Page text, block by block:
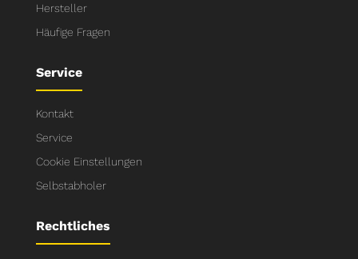
Hersteller
Häufige Fragen
Service
Kontakt
Service
Cookie Einstellungen
Selbstabholer
Rechtliches